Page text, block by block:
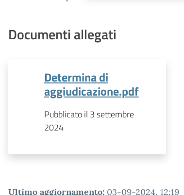
Documenti allegati
Determina di
aggiudicazione.pdf
Pubblicato il 3 settembre
2024
Ultimo aggiornamento: 03-09-2024, 12:19